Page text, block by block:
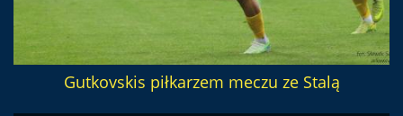
Gutkovskis piłkarzem meczu ze Stalą